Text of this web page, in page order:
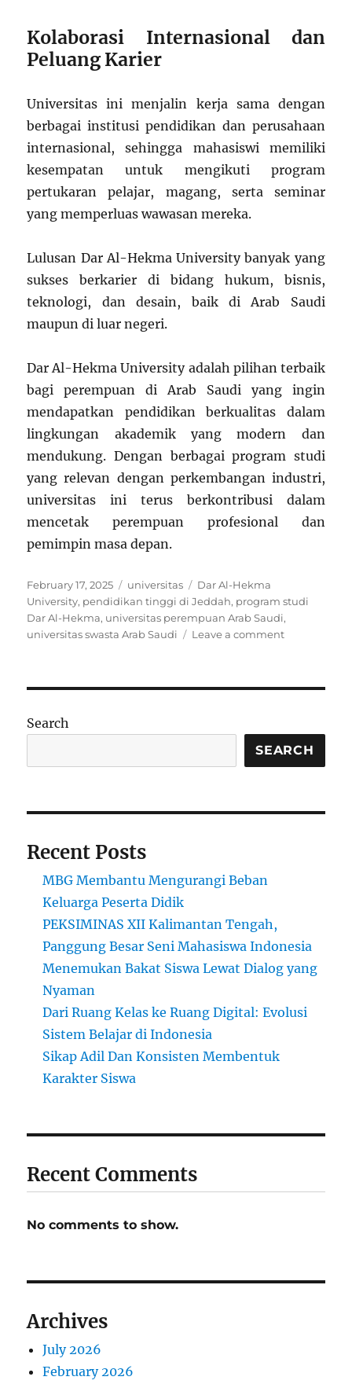
Kolaborasi Internasional dan
Peluang Karier
Universitas ini menjalin kerja sama dengan
berbagai institusi pendidikan dan perusahaan
internasional, sehingga mahasiswi memiliki
kesempatan untuk mengikuti program
pertukaran pelajar, magang, serta seminar
yang memperluas wawasan mereka.
Lulusan Dar Al-Hekma University banyak yang
sukses berkarier di bidang hukum, bisnis,
teknologi, dan desain, baik di Arab Saudi
maupun di luar negeri.
Dar Al-Hekma University adalah pilihan terbaik
bagi perempuan di Arab Saudi yang ingin
mendapatkan pendidikan berkualitas dalam
lingkungan akademik yang modern dan
mendukung. Dengan berbagai program studi
yang relevan dengan perkembangan industri,
universitas ini terus berkontribusi dalam
mencetak perempuan profesional dan
pemimpin masa depan.
Posted
on
February 17, 2025 Categories
universitas Tags
Dar Al-Hekma
University, pendidikan tinggi di Jeddah, program studi
Dar Al-Hekma, universitas perempuan Arab Saudi,
universitas swasta Arab Saudi
Leave a commenton
Khusus
Perempuan
di
Search
SEARCH
Recent Posts
MBG Membantu Mengurangi Beban
Keluarga Peserta Didik
PEKSIMINAS XII Kalimantan Tengah,
Panggung Besar Seni Mahasiswa Indonesia
Menemukan Bakat Siswa Lewat Dialog yang
Nyaman
Dari Ruang Kelas ke Ruang Digital: Evolusi
Sistem Belajar di Indonesia
Sikap Adil Dan Konsisten Membentuk
Karakter Siswa
Recent Comments
No comments to show.
Archives
July 2026
February 2026